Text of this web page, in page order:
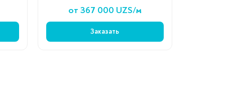
от 367 000 UZS/м
Заказать